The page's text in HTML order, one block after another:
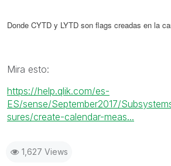
Donde CYTD y LYTD son flags creadas en la
Mira esto:
https://help.qlik.com/es-
ES/sense/September2017/
sures/create-calendar-meas...
1,627 Views